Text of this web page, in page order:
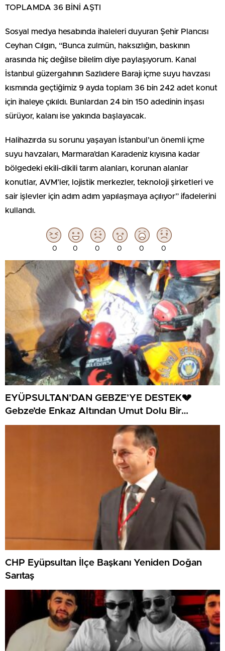
TOPLAMDA 36 BİNİ AŞTI
Sosyal medya hesabında ihaleleri duyuran Şehir Plancısı
Ceyhan Cılgın, “Bunca zulmün, haksızlığın, baskının
arasında hiç değilse bilelim diye paylaşıyorum. Kanal
İstanbul güzergahının Sazlıdere Barajı içme suyu havzası
kısmında geçtiğimiz 9 ayda toplam 36 bin 242 adet konut
için ihaleye çıkıldı. Bunlardan 24 bin 150 adedinin inşası
sürüyor, kalanı ise yakında başlayacak.
Halihazırda su sorunu yaşayan İstanbul’un önemli içme
suyu havzaları, Marmara’dan Karadeniz kıyısına kadar
bölgedeki ekili-dikili tarım alanları, korunan alanlar
konutlar, AVM’ler, lojistik merkezler, teknoloji şirketleri ve
sair işlevler için adım adım yapılaşmaya açılıyor” ifadelerini
kullandı.
0 0 0 0 0 0
EYÜPSULTAN’DAN GEBZE’YE DESTEK💔
Gebze’de Enkaz Altından Umut Dolu Bir
Kurtuluş
CHP Eyüpsultan İlçe Başkanı Yeniden Doğan
Sarıtaş